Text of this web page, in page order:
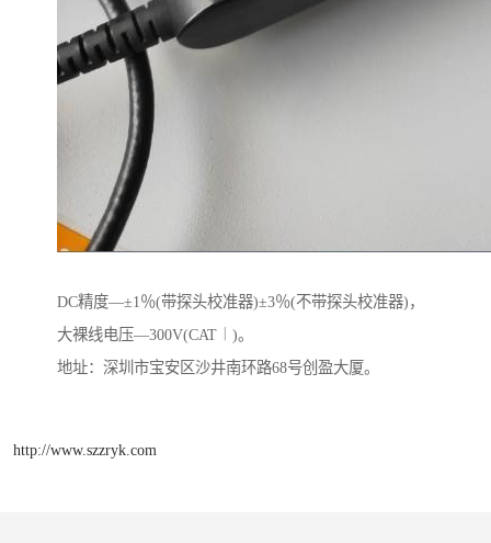
DC精度—±1％(带探头校准器)±3％(不带探头校准器)，
大裸线电压—300V(CAT︱)。
地址：深圳市宝安区沙井南环路68号创盈大厦。
http://www.szzryk.com